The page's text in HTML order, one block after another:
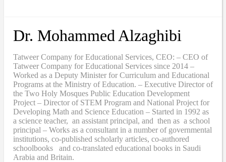
Dr. Mohammed Alzaghibi
Tatweer Company for Educational Services, CEO: – CEO of
Tatweer Company for Educational Services since 2014 –
Worked as a Deputy Minister for Curriculum and Educational
Programs at the Ministry of Education. – Executive Director of
the Two Holy Mosques Public Education Development
Project – Director of STEM Program and National Project for
Developing Math and Science Education – Started in 1992 as
a science teacher, an assistant principal, and then as a school
principal – Works as a consultant in a number of governmental
institutions, co-published scholarly articles, co-authored
schoolbooks and co-translated educational books in Saudi
Arabia and Britain.